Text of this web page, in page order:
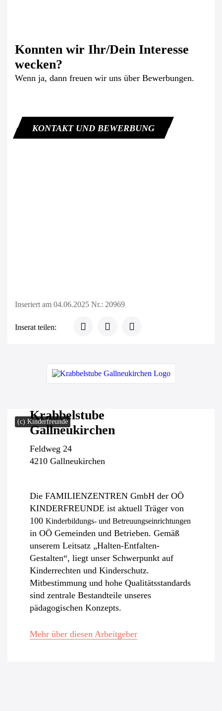
Konnten wir Ihr/Dein Interesse
wecken?
Wenn ja, dann freuen wir uns über Bewerbungen.
KONTAKT UND BEWERBUNG
Inseriert am 04.06.2025 Nr.: 20969
Inserat teilen:
(c) Kinderfreunde
Krabbelstube
Gallneukirchen
Feldweg 24
4210 Gallneukirchen
Die FAMILIENZENTREN GmbH der OÖ
KINDERFREUNDE ist aktuell Träger von
100 Kinderbildungs- und Betreuungseinrichtungen
in OÖ Gemeinden und Betrieben. Gemäß
unserem Leitsatz „Halten-Entfalten-
Gestalten“, liegt unser Schwerpunkt auf
Kinderrechten und Kinderschutz.
Mitbestimmung und hohe Qualitätsstandards
sind zentrale Bestandteile unseres
pädagogischen Konzepts.
Mehr über diesen Arbeitgeber